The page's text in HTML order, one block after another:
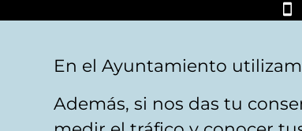
Mentions légalesConfidentialité
En el Ayuntamiento
Además, si nos das tu